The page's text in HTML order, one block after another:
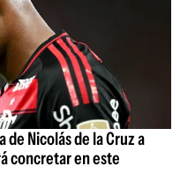
Nicolás de la Cruz a
concretar en este